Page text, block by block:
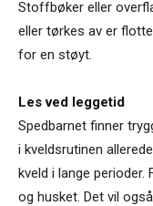
Stoffbøker eller
eller tørkes av er
for en støyt.
Les ved leggetid
Spedbarnet finner
i kveldsrutinen
kveld i lange
og husket. Det vil